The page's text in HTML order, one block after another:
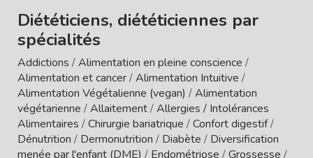
Diététiciens, diététiciennes par
spécialités
Addictions /Alimentation en pleine conscience /
Alimentation et cancer/Alimentation Intuitive /
Alimentation Végétalienne (vegan) /Alimentation
végétarienne /Allaitement/Allergies / Intolérances
Alimentaires /Chirurgie bariatrique /Confort digestif/
Dénutrition / Dermonutrition / Diabète / Diversification
menée par l'enfant (DME) / Endométriose /Grossesse /